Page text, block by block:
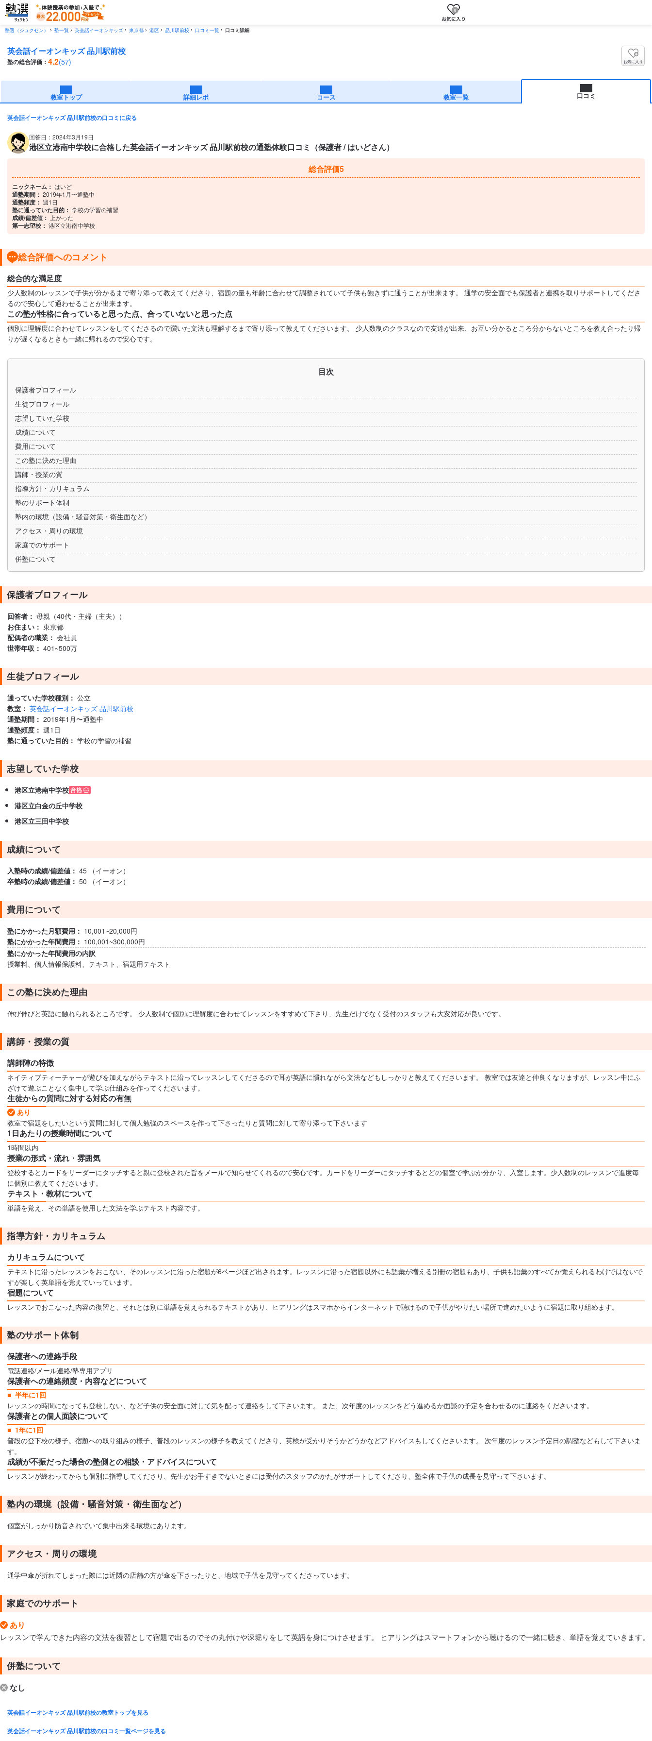
0
塾選（ジュクセン） 塾一覧 英会話イーオンキッズ 東京都 港区 品川駅前校 口コミ一覧 口コミ詳細
英会話イーオンキッズ 品川駅前校
塾の総合評価： 4.2(57) お気に入り
教室トップ 詳細レポ コース 教室一覧 口コミ
英会話イーオンキッズ 品川駅前校の口コミに戻る
回答日：2024年3月19日
港区立港南中学校に合格した英会話イーオンキッズ 品川駅前校の通塾体験口コミ（保護者 / はいどさん）
総合評価5
ニックネーム： はいど
通塾期間： 2019年1月〜通塾中
通塾頻度： 週1日
塾に通っていた目的： 学校の学習の補習
成績/偏差値： 上がった
第一志望校： 港区立港南中学校
総合評価へのコメント
総合的な満足度
少人数制のレッスンで子供が分かるまで寄り添って教えてくださり、宿題の量も年齢に合わせて調整されていて子供も飽きずに通うことが出来ます。 通学の安全面でも保護者と連携を取りサポートしてくださ
るので安心して通わせることが出来ます。
この塾が性格に合っていると思った点、合っていないと思った点
個別に理解度に合わせてレッスンをしてくださるので躓いた文法も理解するまで寄り添って教えてくださいます。 少人数制のクラスなので友達が出来、お互い分かるところ分からないところを教え合ったり帰
りが遅くなるときも一緒に帰れるので安心です。
目次
保護者プロフィール
生徒プロフィール
志望していた学校
成績について
費用について
この塾に決めた理由
講師・授業の質
指導方針・カリキュラム
塾のサポート体制
塾内の環境（設備・騒音対策・衛生面など）
アクセス・周りの環境
家庭でのサポート
併塾について
保護者プロフィール
回答者： 母親（40代・主婦（主夫））
お住まい： 東京都
配偶者の職業： 会社員
世帯年収： 401~500万
生徒プロフィール
通っていた学校種別： 公立
教室： 英会話イーオンキッズ 品川駅前校
通塾期間： 2019年1月〜通塾中
通塾頻度： 週1日
塾に通っていた目的： 学校の学習の補習
志望していた学校
港区立港南中学校
港区立白金の丘中学校
港区立三田中学校
成績について
入塾時の成績/偏差値： 45 （イーオン）
卒塾時の成績/偏差値： 50 （イーオン）
費用について
塾にかかった月額費用： 10,001~20,000円
塾にかかった年間費用： 100,001~300,000円
塾にかかった年間費用の内訳
授業料、個人情報保護料、テキスト、宿題用テキスト
この塾に決めた理由
伸び伸びと英語に触れられるところです。 少人数制で個別に理解度に合わせてレッスンをすすめて下さり、先生だけでなく受付のスタッフも大変対応が良いです。
講師・授業の質
講師陣の特徴
ネイティブティーチャーが遊びを加えながらテキストに沿ってレッスンしてくださるので耳が英語に慣れながら文法などもしっかりと教えてくださいます。 教室では友達と仲良くなりますが、レッスン中にふ
ざけて遊ぶことなく集中して学ぶ仕組みを作ってくださいます。
生徒からの質問に対する対応の有無
あり
教室で宿題をしたいという質問に対して個人勉強のスペースを作って下さったりと質問に対して寄り添って下さいます
1日あたりの授業時間について
1時間以内
授業の形式・流れ・雰囲気
登校するとカードをリーダーにタッチすると親に登校された旨をメールで知らせてくれるので安心です。カードをリーダーにタッチするとどの個室で学ぶか分かり、入室します。少人数制のレッスンで進度毎
に個別に教えてくださいます。
テキスト・教材について
単語を覚え、その単語を使用した文法を学ぶテキスト内容です。
指導方針・カリキュラム
カリキュラムについて
テキストに沿ったレッスンをおこない、そのレッスンに沿った宿題が6ページほど出されます。レッスンに沿った宿題以外にも語彙が増える別冊の宿題もあり、子供も語彙のすべてが覚えられるわけではないで
すが楽しく英単語を覚えていっています。
宿題について
レッスンでおこなった内容の復習と、それとは別に単語を覚えられるテキストがあり、ヒアリングはスマホからインターネットで聴けるので子供がやりたい場所で進めたいように宿題に取り組めます。
塾のサポート体制
保護者への連絡手段
電話連絡/メール連絡/塾専用アプリ
保護者への連絡頻度・内容などについて
半年に1回
レッスンの時間になっても登校しない、など子供の安全面に対して気を配って連絡をして下さいます。 また、次年度のレッスンをどう進めるか面談の予定を合わせるのに連絡をくださいます。
保護者との個人面談について
1年に1回
普段の登下校の様子。宿題への取り組みの様子、普段のレッスンの様子を教えてくださり、英検が受かりそうかどうかなどアドバイスもしてくださいます。 次年度のレッスン予定日の調整などもして下さいま
す。
成績が不振だった場合の塾側との相談・アドバイスについて
レッスンが終わってからも個別に指導してくださり、先生がお手すきでないときには受付のスタッフのかたがサポートしてくださり、塾全体で子供の成長を見守って下さいます。
塾内の環境（設備・騒音対策・衛生面など）
個室がしっかり防音されていて集中出来る環境にあります。
アクセス・周りの環境
通学中傘が折れてしまった際には近隣の店舗の方が傘を下さったりと、地域で子供を見守ってくださっています。
家庭でのサポート
あり
レッスンで学んできた内容の文法を復習として宿題で出るのでその丸付けや深堀りをして英語を身につけさせます。 ヒアリングはスマートフォンから聴けるので一緒に聴き、単語を覚えていきます。
併塾について
なし
英会話イーオンキッズ 品川駅前校の教室トップを見る
英会話イーオンキッズ 品川駅前校の口コミ一覧ページを見る